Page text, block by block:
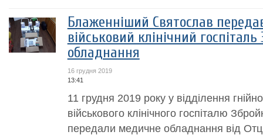
Блаженніший Святослав
військовий клінічний
обладнання
16 грудня 2019
13:41
11 грудня 2019 року у відділення
військового клінічного госпіталю
передали медичне обладнання від